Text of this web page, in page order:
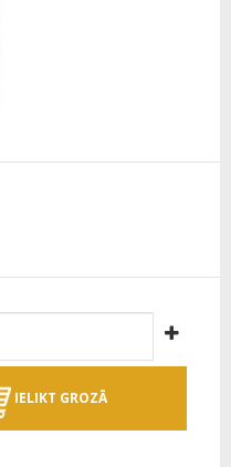
IELIKT GROZĀ